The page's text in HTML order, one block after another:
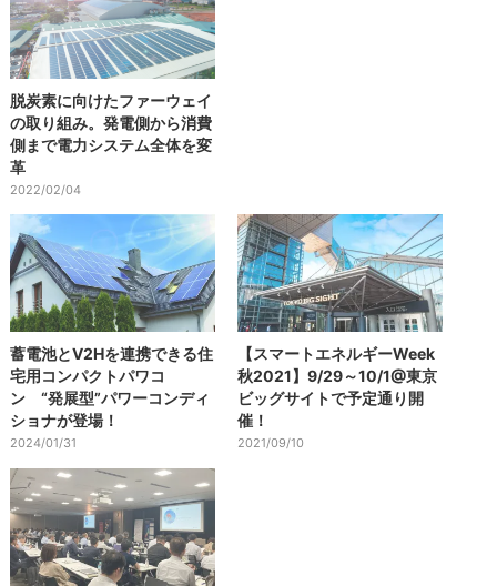
脱炭素に向けたファーウェイ
の取り組み。発電側から消費
側まで電力システム全体を変
革
2022/02/04
蓄電池とV2Hを連携できる住
宅用コンパクトパワコ
ン “発展型”パワーコンディ
ショナが登場！
2024/01/31
【スマートエネルギーWeek
秋2021】9/29～10/1@東京
ビッグサイトで予定通り開
催！
2021/09/10